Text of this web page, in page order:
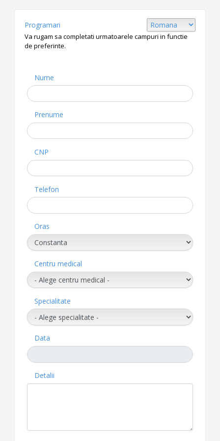
Programari
Va rugam sa completati urmatoarele campuri in functie
de preferinte.
Nume
Prenume
CNP
Telefon
Oras
Centru medical
Specialitate
Data
Detalii